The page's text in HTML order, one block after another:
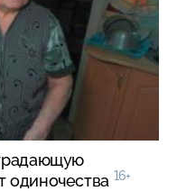
одиночества 16+